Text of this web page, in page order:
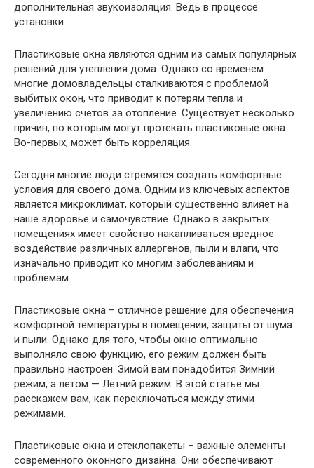
дополнительная звукоизоляция. Ведь в процессе
установки.
Пластиковые окна являются одним из самых популярных
решений для утепления дома. Однако со временем
многие домовладельцы сталкиваются с проблемой
выбитых окон, что приводит к потерям тепла и
увеличению счетов за отопление. Существует несколько
причин, по которым могут протекать пластиковые окна.
Во-первых, может быть корреляция.
Сегодня многие люди стремятся создать комфортные
условия для своего дома. Одним из ключевых аспектов
является микроклимат, который существенно влияет на
наше здоровье и самочувствие. Однако в закрытых
помещениях имеет свойство накапливаться вредное
воздействие различных аллергенов, пыли и влаги, что
изначально приводит ко многим заболеваниям и
проблемам.
Пластиковые окна – отличное решение для обеспечения
комфортной температуры в помещении, защиты от шума
и пыли. Однако для того, чтобы окно оптимально
выполняло свою функцию, его режим должен быть
правильно настроен. Зимой вам понадобится Зимний
режим, а летом — Летний режим. В этой статье мы
расскажем вам, как переключаться между этими
режимами.
Пластиковые окна и стеклопакеты – важные элементы
современного оконного дизайна. Они обеспечивают